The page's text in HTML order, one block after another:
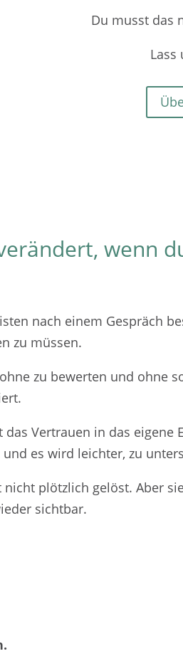
Du musst das
Lass
wenn
nach einem Gespräch
zu müssen.
zu bewerten und ohne
Vertrauen in das
es wird leichter, zu
plötzlich gelöst. Aber
sichtbar.